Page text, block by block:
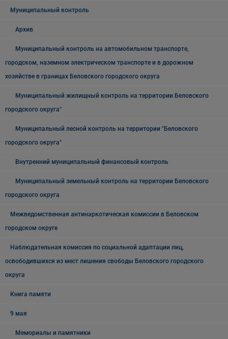
Муниципальный контроль
Архив
Муниципальный контроль на автомобильном транспорте,
городском, наземном электрическом транспорте и в дорожном
хозяйстве в границах Беловского городского округа
Муниципальный жилищный контроль на территории Беловского
городского округа"
Муниципальный лесной контроль на территории "Беловского
городского округа"
Внутренний муниципальный финансовый контроль
Муниципальный земельный контроль на территории Беловского
городского округа
Межведомственная антинаркотическая комиссии в Беловском
городском округе
Наблюдательная комиссия по социальной адаптации лиц,
освободившихся из мест лишения свободы Беловского городского
округа
Книга памяти
9 мая
Мемориалы и памятники